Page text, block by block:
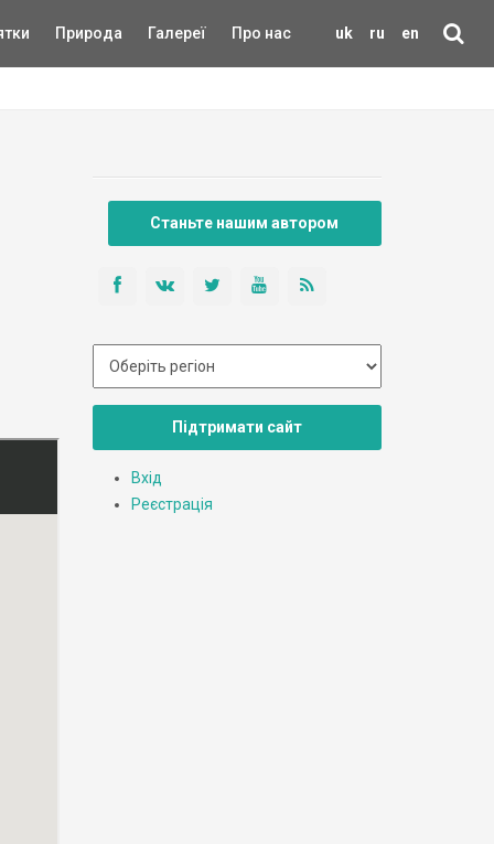
uk ru en
Природа Галереї Про нас
Станьте нашим автором
Підтримати сайт
Вхід
Реєстрація